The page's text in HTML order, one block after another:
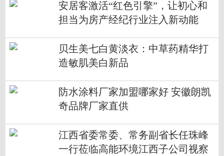
安居客激活“红色引擎”，让初心和
担当为房产经纪行业注入新动能
贝生美七白黄淡衣：中草药精华打
造敏肌美白新品
防水涂料厂家加盟哪家好 安徽朗凯
奇品牌厂家直供
江西省委常委、常务副省长任珠峰
一行莅临高能环境江西子公司视察